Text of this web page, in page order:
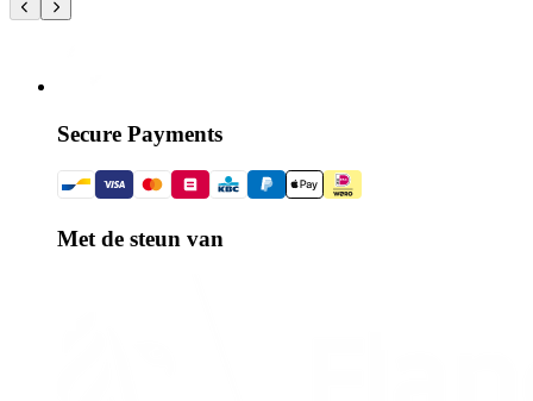
Secure Payments
Met de steun van